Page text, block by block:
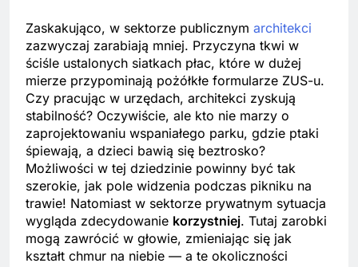
Zaskakująco, w sektorze publicznym architekci
zazwyczaj zarabiają mniej. Przyczyna tkwi w
ściśle ustalonych siatkach płac, które w dużej
mierze przypominają pożółkłe formularze ZUS-u.
Czy pracując w urzędach, architekci zyskują
stabilność? Oczywiście, ale kto nie marzy o
zaprojektowaniu wspaniałego parku, gdzie ptaki
śpiewają, a dzieci bawią się beztrosko?
Możliwości w tej dziedzinie powinny być tak
szerokie, jak pole widzenia podczas pikniku na
trawie! Natomiast w sektorze prywatnym sytuacja
wygląda zdecydowanie korzystniej. Tutaj zarobki
mogą zawrócić w głowie, zmieniając się jak
kształt chmur na niebie — a te okoliczności